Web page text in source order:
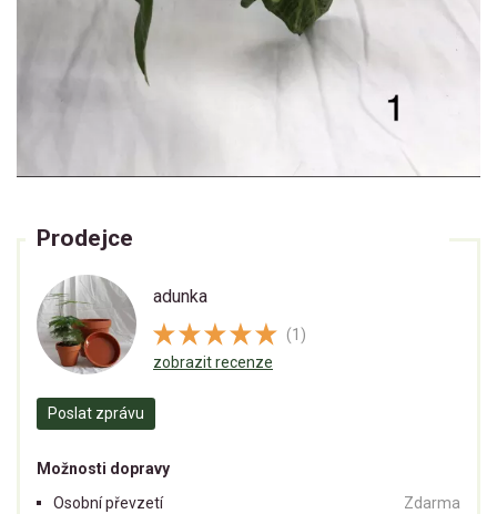
Prodejce
adunka
(1)
zobrazit recenze
Poslat zprávu
Možnosti dopravy
Osobní převzetí
Zdarma